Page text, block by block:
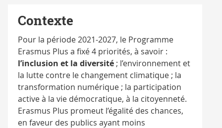
Contexte
Pour la période 2021-2027, le Programme
Erasmus Plus a fixé 4 priorités, à savoir :
l’inclusion et la diversité ; l’environnement et
la lutte contre le changement climatique ; la
transformation numérique ; la participation
active à la vie démocratique, à la citoyenneté.
Erasmus Plus promeut l’égalité des chances,
en faveur des publics ayant moins